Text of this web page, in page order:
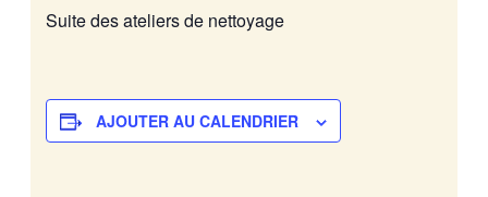
Suite des ateliers de nettoyage
AJOUTER AU CALENDRIER